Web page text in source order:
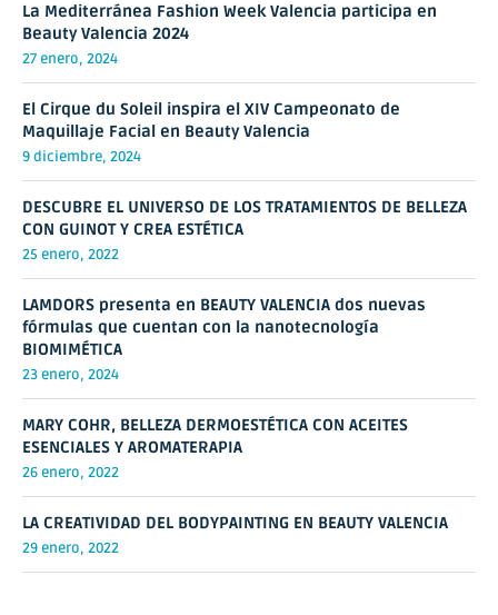
La Mediterránea Fashion Week Valencia participa en
Beauty Valencia 2024
27 enero, 2024
El Cirque du Soleil inspira el XIV Campeonato de
Maquillaje Facial en Beauty Valencia
9 diciembre, 2024
DESCUBRE EL UNIVERSO DE LOS TRATAMIENTOS DE BELLEZA
CON GUINOT Y CREA ESTÉTICA
25 enero, 2022
LAMDORS presenta en BEAUTY VALENCIA dos nuevas
fórmulas que cuentan con la nanotecnología
BIOMIMÉTICA
23 enero, 2024
MARY COHR, BELLEZA DERMOESTÉTICA CON ACEITES
ESENCIALES Y AROMATERAPIA
26 enero, 2022
LA CREATIVIDAD DEL BODYPAINTING EN BEAUTY VALENCIA
29 enero, 2022